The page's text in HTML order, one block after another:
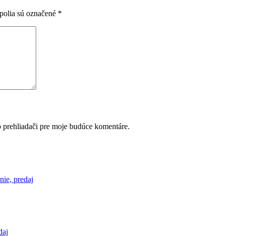
sú označené *
pre moje budúce komentáre.
predaj